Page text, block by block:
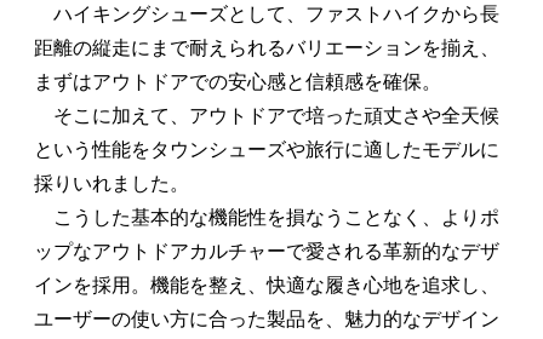
ハイキングシューズとして、ファストハイクから長
距離の縦走にまで耐えられるバリエーションを揃え、
まずはアウトドアでの安心感と信頼感を確保。
そこに加えて、アウトドアで培った頑丈さや全天候
という性能をタウンシューズや旅行に適したモデルに
採りいれました。
こうした基本的な機能性を損なうことなく、よりポ
ップなアウトドアカルチャーで愛される革新的なデザ
インを採用。機能を整え、快適な履き心地を追求し、
ユーザーの使い方に合った製品を、魅力的なデザイン